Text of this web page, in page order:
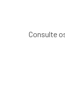
Consulte